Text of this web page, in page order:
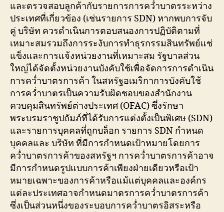
และตรวจสอบลูกค้ากับรายการการคว่ำบาตรระหว่าง
ประเทศที่เกี่ยวข้อง (เช่นรายการ SDN) หากพบการจับ
คู่ บริษัท ควรดำเนินการตอบสนองการปฏิบัติตามที่
เหมาะสมรวมถึงการระงับการทำธุรกรรมสินทรัพย์แช่
แข็งและการแจ้งหน่วยงานที่เหมาะสม รัฐบาลส่วน
ใหญ่ได้จัดตั้งหน่วยงานบังคับใช้เพื่อจัดการการดำเนิน
การคว่ำบาตรการค้า ในสหรัฐอเมริกาการบังคับใช้
การคว่ำบาตรเป็นความรับผิดชอบของสำนักงาน
ควบคุมสินทรัพย์ต่างประเทศ (OFAC) ซึ่งรักษา
พระบรมราชูปถัมภ์ที่ได้รับการแต่งตั้งเป็นพิเศษ (SDN)
และรายการบุคคลที่ถูกบล็อก รายการ SDN กำหนด
บุคคลและ บริษัท ที่มีการกำหนดเป้าหมายโดยการ
คว่ำบาตรการค้าของสหรัฐฯ การคว่ำบาตรการค้าอาจ
มีการกำหนดรูปแบบการค้าเพียงฝ่ายเดียวหรือเป้า
หมายเฉพาะของการค้าหรือแม้แต่บุคคลและองค์กร
แต่ละประเทศอาจกำหนดมาตรการคว่ำบาตรการค้า
ซึ่งเป็นส่วนหนึ่งของระบอบการคว่ำบาตรอิสระหรือ